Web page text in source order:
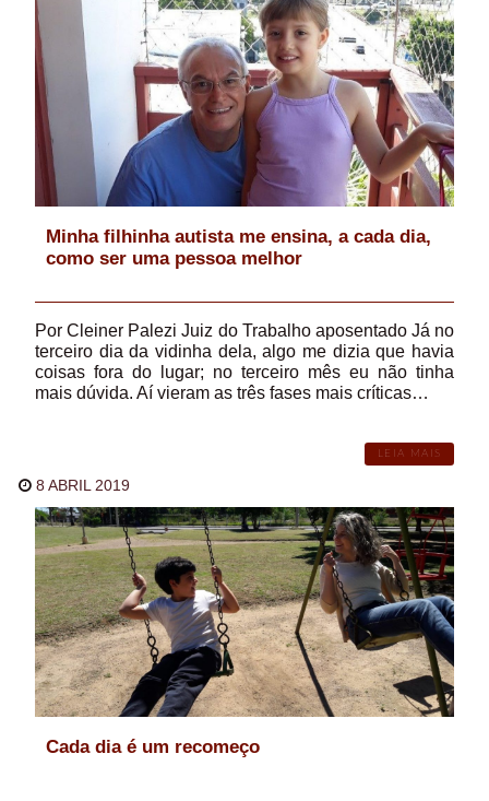
Minha filhinha autista me ensina, a cada dia,
como ser uma pessoa melhor
Por Cleiner Palezi Juiz do Trabalho aposentado Já no
terceiro dia da vidinha dela, algo me dizia que havia
coisas fora do lugar; no terceiro mês eu não tinha
mais dúvida. Aí vieram as três fases mais críticas…
LEIA MAIS
8 ABRIL 2019
Cada dia é um recomeço